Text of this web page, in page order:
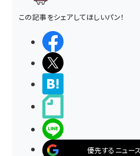
この記事をシェアしてほしいパン！
優先するニュー